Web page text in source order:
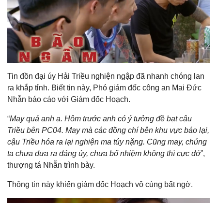
Tin đồn đại úy Hải Triều nghiện ngập đã nhanh chóng lan
ra khắp tỉnh. Biết tin này, Phó giám đốc công an Mai Đức
Nhẫn báo cáo với Giám đốc Hoạch.
“May quá anh ạ. Hôm trước anh có ý tưởng đề bạt cậu
Triều bên PC04. May mà các đồng chí bên khu vực báo lại,
cậu Triều hóa ra lại nghiện ma túy nặng. Cũng may, chúng
ta chưa đưa ra đảng ủy, chưa bổ nhiệm không thì cực dở”,
thượng tá Nhẫn trình bày.
Thông tin này khiến giám đốc Hoạch vô cùng bất ngờ.